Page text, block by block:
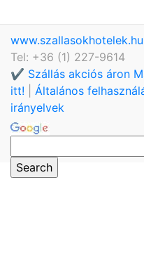
www.szallasokhotelek.hu
Tel: +36 (1) 227-9614
✔️ Szállás akciós áron
itt!
Általános
irányelvek